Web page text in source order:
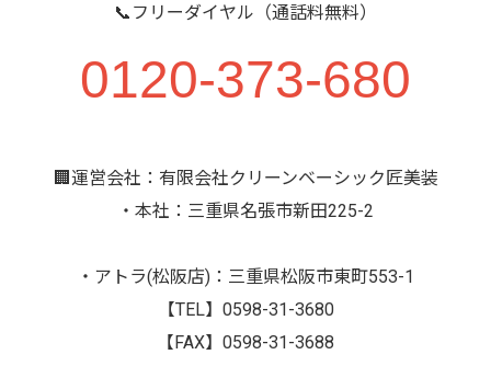
📞フリーダイヤル（通話料無料）
0120-373-680
🏢運営会社：有限会社クリーンベーシック匠美装
・本社：三重県名張市新田225-2
・アトラ(松阪店)：三重県松阪市東町553-1
【TEL】0598-31-3680
【FAX】0598-31-3688